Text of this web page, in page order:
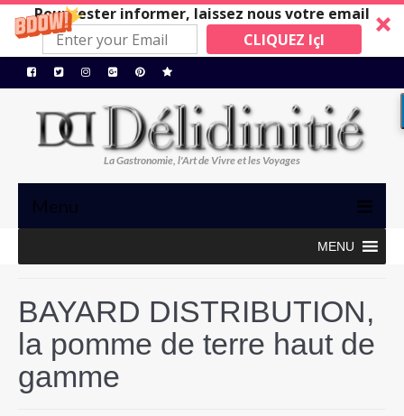
Pour rester informer, laissez nous votre email
CLIQUEZ IçI
La Gastronomie, l'Art de Vivre et les Voyages
Menu
MAISONS A SUIVRE
MENU
BAYARD DISTRIBUTION,
la pomme de terre haut de
gamme